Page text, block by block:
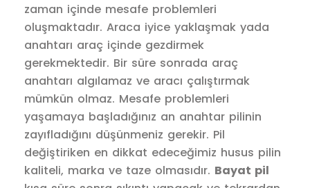
zaman içinde mesafe problemleri
oluşmaktadır. Araca iyice yaklaşmak yada
anahtarı araç içinde gezdirmek
gerekmektedir. Bir süre sonrada araç
anahtarı algılamaz ve aracı çalıştırmak
mümkün olmaz. Mesafe problemleri
yaşamaya başladığınız an anahtar pilinin
zayıfladığını düşünmeniz gerekir. Pil
değiştiriken en dikkat edeceğimiz husus pilin
kaliteli, marka ve taze olmasıdır. Bayat pil